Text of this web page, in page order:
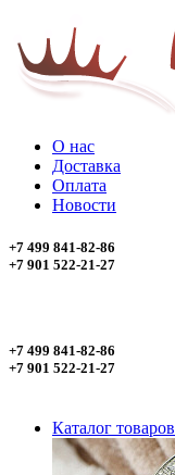
О нас
Доставка
Оплата
Новости
+7 499 841-82-86
+7 901 522-21-27
+7 499 841-82-86
+7 901 522-21-27
Каталог товаров